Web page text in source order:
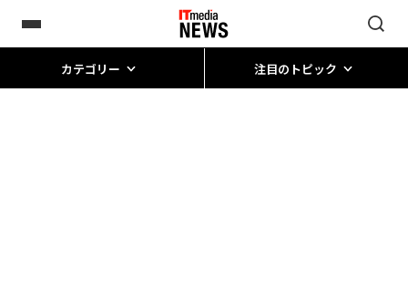
カテゴリー 注目のトピック